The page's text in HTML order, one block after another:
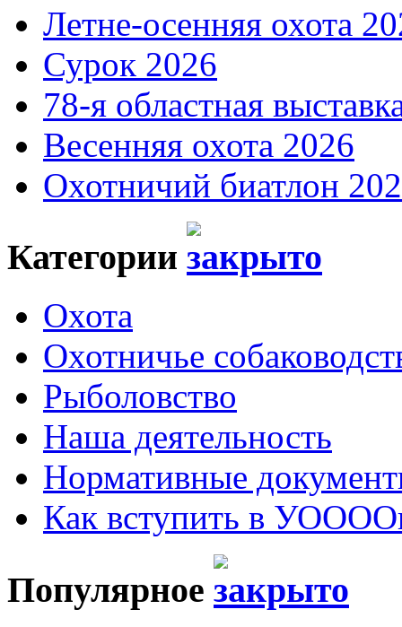
Летне-осенняя охота
Сурок 2026
78-я областная
Весенняя охота 2026
Охотничий биатлон
Категории
Охота
Охотничье
Рыболовство
Наша деятельность
Нормативные
Как вступить в
Популярное